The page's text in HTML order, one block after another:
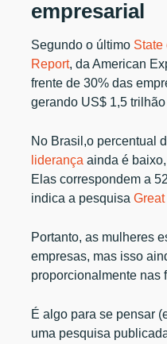
empresarial
Segundo o último State
Report, da American
frente de 30% das
gerando US$ 1,5
No Brasil,o percentual
liderança ainda é
Elas correspondem a
indica a pesquisa
Portanto, as mulheres
empresas, mas isso
proporcionalmente nas
É algo para se pensar
uma pesquisa